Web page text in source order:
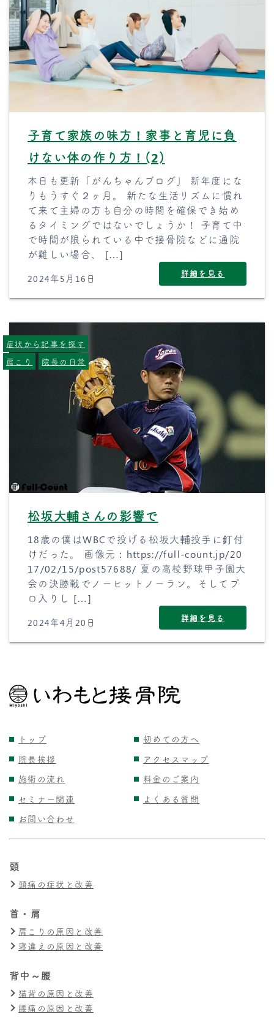
子育て家族の味方！家事と育児に負
けない体の作り方！(2)
本日も更新「がんちゃんブログ」 新年度にな
りもうすぐ２ヶ月。 新たな生活リズムに慣れ
て来て主婦の方も自分の時間を確保でき始め
るタイミングではないでしょうか！ 子育て中
で時間が限られている中で接骨院などに通院
が難しい場合、 […]
2024年5月16日 詳細を見る
松坂大輔さんの影響で
18歳の僕はWBCで投げる松坂大輔投手に釘付
けだった。 画像元：https://full-count.jp/20
17/02/15/post57688/ 夏の高校野球甲子園大
会の決勝戦でノーヒットノーラン。そしてプ
ロ入りし […]
2024年4月20日 詳細を見る
症状から記事を探す
肩こり
院長の日常
トップ
初めての方へ
院長挨拶
アクセスマップ
施術の流れ
料金のご案内
セミナー関連
よくある質問
お問い合わせ
頭
頭痛の症状と改善
首・肩
肩こりの原因と改善
寝違えの原因と改善
背中～腰
猫背の原因と改善
腰痛の原因と改善